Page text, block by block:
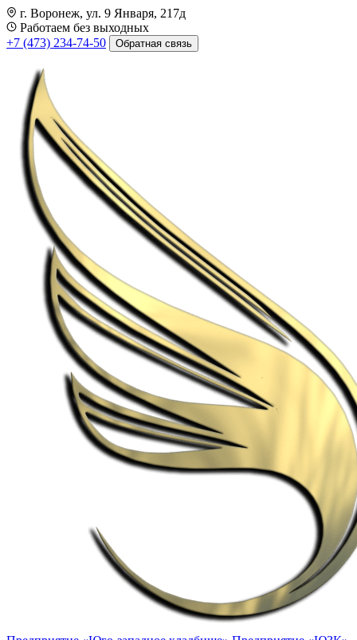
г. Воронеж, ул. 9 Января, 217д
Работаем без выходных
+7 (473) 234-74-50
Обратная связь